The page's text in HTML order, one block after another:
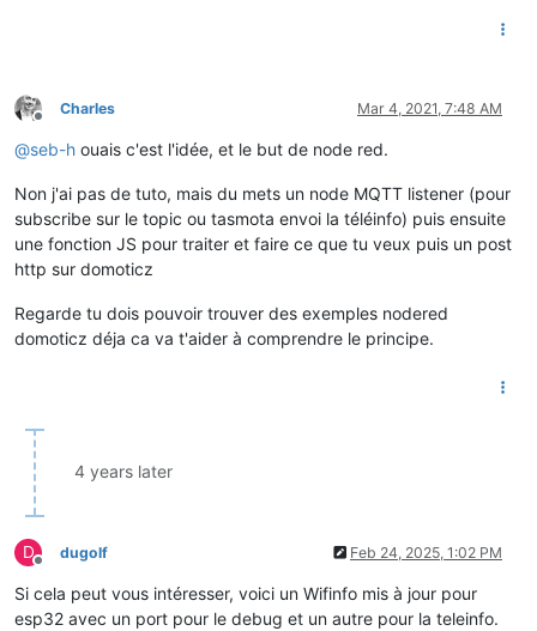
Offline
Charles Mar 4, 2021, 7:48 AM
@seb-h ouais c'est l'idée, et le but de node red.
Non j'ai pas de tuto, mais du mets un node MQTT listener (pour
subscribe sur le topic ou tasmota envoi la téléinfo) puis ensuite
une fonction JS pour traiter et faire ce que tu veux puis un post
http sur domoticz
Regarde tu dois pouvoir trouver des exemples nodered
domoticz déja ca va t'aider à comprendre le principe.
4 years later
D
Offline
dugolf Feb 24, 2025, 1:02 PM
Si cela peut vous intéresser, voici un Wifinfo mis à jour pour
esp32 avec un port pour le debug et un autre pour la teleinfo.